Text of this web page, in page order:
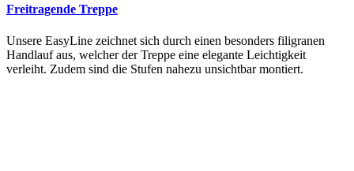
Freitragende Treppe
Unsere EasyLine zeichnet sich durch einen besonders filigranen
Handlauf aus, welcher der Treppe eine elegante Leichtigkeit
verleiht. Zudem sind die Stufen nahezu unsichtbar montiert.